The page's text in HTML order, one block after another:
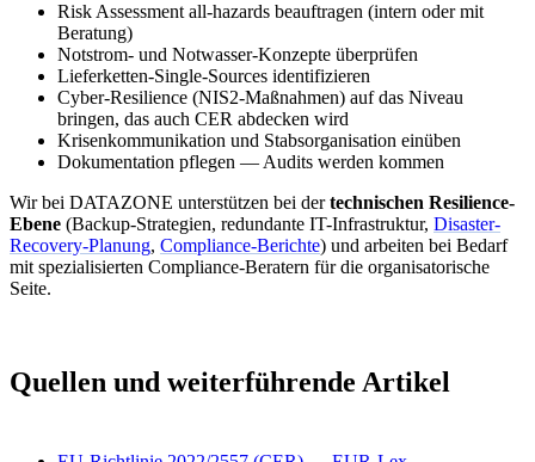
Risk Assessment all-hazards beauftragen (intern oder mit
Beratung)
Notstrom- und Notwasser-Konzepte überprüfen
Lieferketten-Single-Sources identifizieren
Cyber-Resilience (NIS2-Maßnahmen) auf das Niveau
bringen, das auch CER abdecken wird
Krisenkommunikation und Stabsorganisation einüben
Dokumentation pflegen — Audits werden kommen
Wir bei DATAZONE unterstützen bei dertechnischen Resilience-
Ebene (Backup-Strategien, redundante IT-Infrastruktur, Disaster-
Recovery-Planung, Compliance-Berichte) und arbeiten bei Bedarf
mit spezialisierten Compliance-Beratern für die organisatorische
Seite.
Quellen und weiterführende Artikel